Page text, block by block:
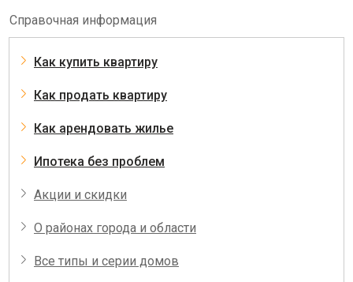
Справочная информация
Как купить квартиру
Как продать квартиру
Как арендовать жилье
Ипотека без проблем
Акции и скидки
О районах города и области
Все типы и серии домов